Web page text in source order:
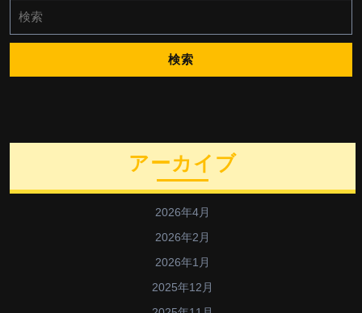
索:
アーカイブ
2026年4月
2026年2月
2026年1月
2025年12月